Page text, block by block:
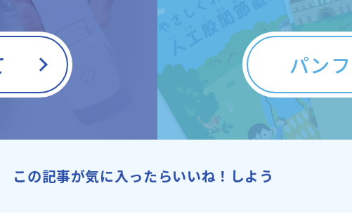
パン
この記事が気に入ったらいいね！しよう